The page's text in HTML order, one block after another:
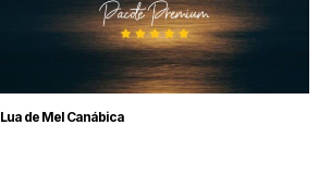
Lua de Mel Canábica